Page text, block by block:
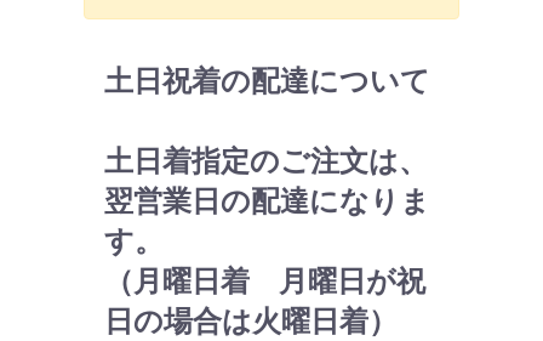
土日祝着の配達について
土日着指定のご注文は、
翌営業日の配達になりま
す。
（月曜日着 月曜日が祝
日の場合は火曜日着）